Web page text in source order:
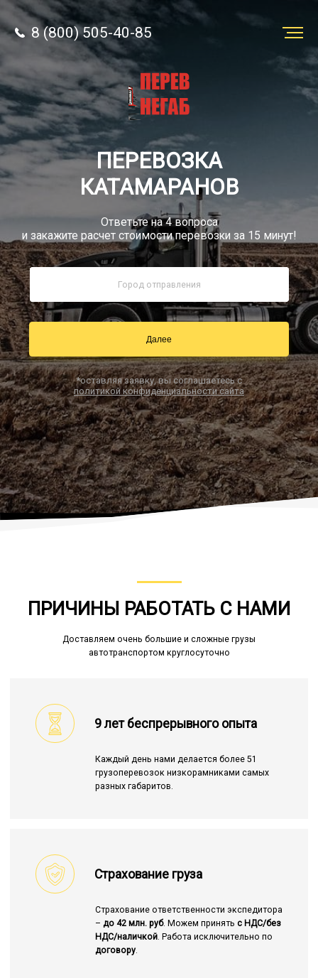
8 (800) 505-40-85
Звонок по РФ бесплатно
sale@simtruck-negabarit.ru
Заказать звонок
Заказать
перевозку
8 (800) 505-40-85
ПЕРЕВОЗКА
КАТАМАРАНОВ
Ответьте на 4 вопроса
и закажите расчет стоимости перевозки за 15 минут!
Далее
*оставляя заявку, вы соглашаетесь с
политикой конфиденциальности сайта
ПРИЧИНЫ РАБОТАТЬ С НАМИ
Доставляем очень большие и сложные грузы
автотранспортом круглосуточно
9 лет беспрерывного опыта
Каждый день нами делается более 51
грузоперевозок низкорамниками самых
разных габаритов.
Страхование груза
Страхование ответственности экспедитора
– до 42 млн. руб. Можем принять с НДС/без
НДС/наличкой. Работа исключительно по
договору.